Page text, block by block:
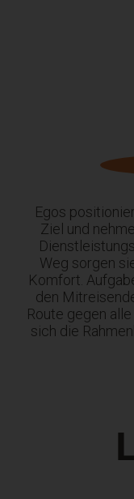
Egos
Ziel und
Weg sorgen
Komfort.
den
Route gegen
sich die